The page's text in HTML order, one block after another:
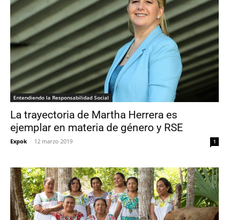
Entendiendo la Responsabilidad Social
La trayectoria de Martha Herrera es
ejemplar en materia de género y RSE
Expok - 12 marzo 2019 1